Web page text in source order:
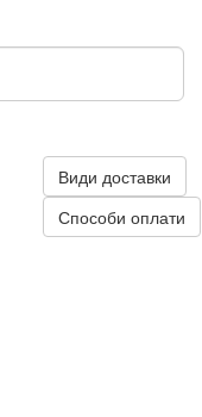
Види доставки
Способи оплати